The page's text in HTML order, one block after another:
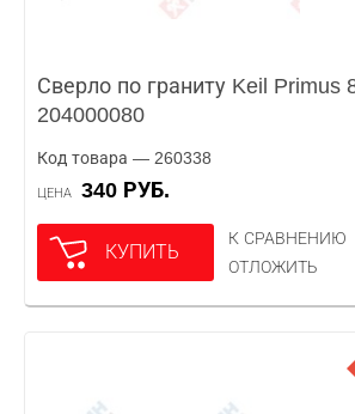
Сверло по граниту Keil Primus
204000080
Код товара — 260338
ЦЕНА 340 РУБ.
КУПИТЬ
К СРАВНЕНИЮ
ОТЛОЖИТЬ